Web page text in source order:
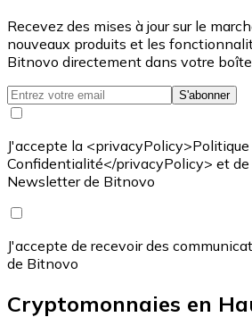
Recevez des mises à jour sur le
nouveaux produits et les
Bitnovo directement dans votre boîte
S'abonner
J'accepte la <privacyPolicy>Politique
Confidentialité</privacyPolicy> et de
Newsletter de Bitnovo
J'accepte de recevoir des
de Bitnovo
Cryptomonnaies en